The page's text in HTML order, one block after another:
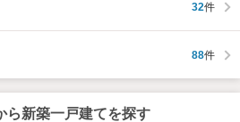
32件
88件
ら新築一戸建てを探す